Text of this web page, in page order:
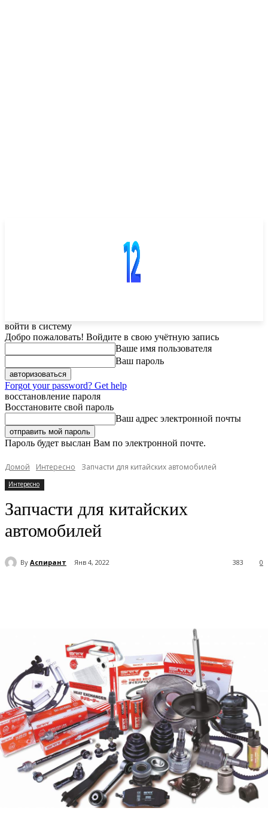
войти в систему
Добро пожаловать! Войдите в свою учётную запись
Ваше имя пользователя
Ваш пароль
Forgot your password? Get help
восстановление пароля
Восстановите свой пароль
Ваш адрес электронной почты
Пароль будет выслан Вам по электронной почте.
Домой Интересно Запчасти для китайских автомобилей
Интересно
Запчасти для китайских
автомобилей
By Аспирант Янв 4, 2022 0
383